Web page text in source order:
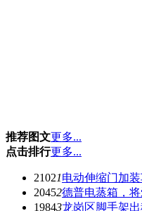
推荐图文更多...
点击排行更多...
21021电动伸缩门加装
20452德普电蒸箱，
19843龙岗区脚手架